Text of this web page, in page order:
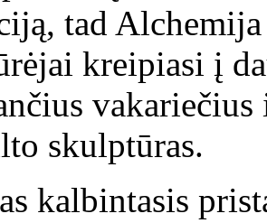
tad
kreipiasi į
skulptūras.
kalbintasis